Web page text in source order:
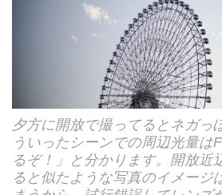
夕方に開放で撮ってるとネガっ
ういったシーンでの周辺光量は
るぞ！」と分かります。開放近
ると似たような写真のイメージ